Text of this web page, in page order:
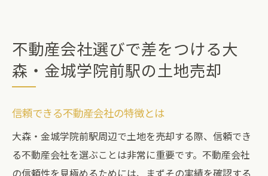
不動産会社選びで差をつける大
森・金城学院前駅の土地売却
信頼できる不動産会社の特徴とは
大森・金城学院前駅周辺で土地を売却する際、信頼でき
る不動産会社を選ぶことは非常に重要です。不動産会社
の信頼性を見極めるためには、まずその実績を確認する